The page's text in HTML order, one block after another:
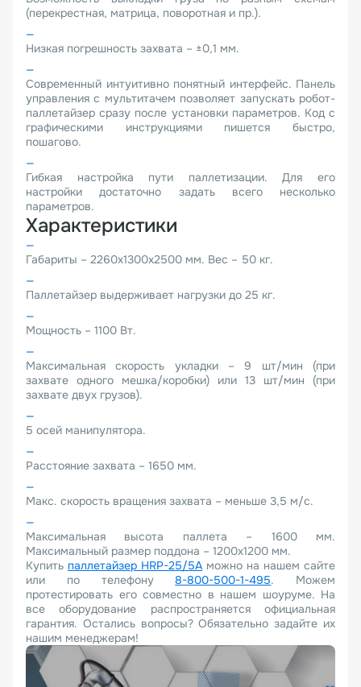
(перекрестная, матрица, поворотная и пр.).
Низкая погрешность захвата – ±0,1 мм.
Современный интуитивно понятный интерфейс. Панель
управления с мультитачем позволяет запускать робот-
паллетайзер сразу после установки параметров. Код с
графическими инструкциями пишется быстро,
пошагово.
Гибкая настройка пути паллетизации. Для его
настройки достаточно задать всего несколько
параметров.
Характеристики
Габариты – 2260х1300х2500 мм. Вес – 50 кг.
Паллетайзер выдерживает нагрузки до 25 кг.
Мощность – 1100 Вт.
Максимальная скорость укладки – 9 шт/мин (при
захвате одного мешка/коробки) или 13 шт/мин (при
захвате двух грузов).
5 осей манипулятора.
Расстояние захвата – 1650 мм.
Макс. скорость вращения захвата – меньше 3,5 м/с.
Максимальная высота паллета – 1600 мм.
Максимальный размер поддона – 1200х1200 мм.
Купить паллетайзер HRP-25/5A можно на нашем сайте
или по телефону8-800-500-1-495. Можем
протестировать его совместно в нашем шоуруме. На
все оборудование распространяется официальная
гарантия. Остались вопросы? Обязательно задайте их
нашим менеджерам!